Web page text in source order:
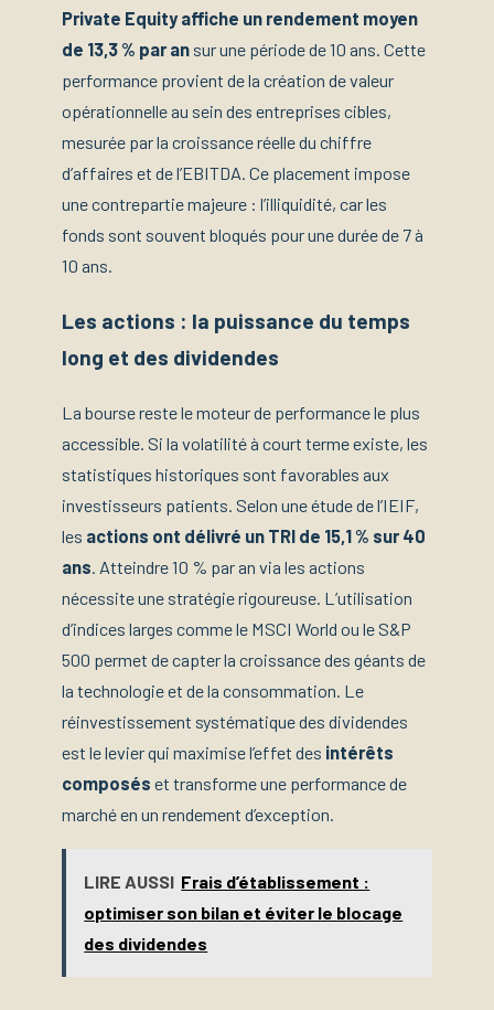
Private Equity affiche un rendement moyen
de 13,3 % par an sur une période de 10 ans. Cette
performance provient de la création de valeur
opérationnelle au sein des entreprises cibles,
mesurée par la croissance réelle du chiffre
d’affaires et de l’EBITDA. Ce placement impose
une contrepartie majeure : l’illiquidité, car les
fonds sont souvent bloqués pour une durée de 7 à
10 ans.
Les actions : la puissance du temps
long et des dividendes
La bourse reste le moteur de performance le plus
accessible. Si la volatilité à court terme existe, les
statistiques historiques sont favorables aux
investisseurs patients. Selon une étude de l’IEIF,
les actions ont délivré un TRI de 15,1 % sur 40
ans. Atteindre 10 % par an via les actions
nécessite une stratégie rigoureuse. L’utilisation
d’indices larges comme le MSCI World ou le S&P
500 permet de capter la croissance des géants de
la technologie et de la consommation. Le
réinvestissement systématique des dividendes
est le levier qui maximise l’effet des intérêts
composés et transforme une performance de
marché en un rendement d’exception.
LIRE AUSSI Frais d’établissement :
optimiser son bilan et éviter le blocage
des dividendes